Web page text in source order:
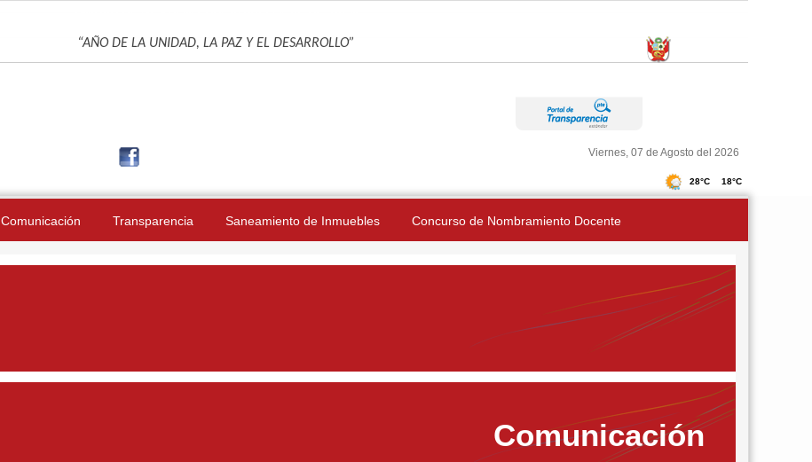
“AÑO DE LA UNIDAD, LA PAZ Y EL DESARROLLO”
Viernes, 07 de Agosto del 2026
Comunicación Transparencia Saneamiento de Inmuebles Concurso de Nombramiento Docente
Comunicación